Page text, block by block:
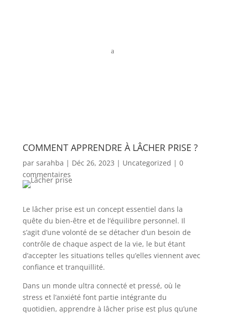
a
COMMENT APPRENDRE À LÂCHER PRISE ?
par sarahba | Déc 26, 2023 | Uncategorized | 0
commentaires
Le lâcher prise est un concept essentiel dans la
quête du bien-être et de l’équilibre personnel. Il
s’agit d’une volonté de se détacher d’un besoin de
contrôle de chaque aspect de la vie, le but étant
d’accepter les situations telles qu’elles viennent avec
confiance et tranquillité.
Dans un monde ultra connecté et pressé, où le
stress et l’anxiété font partie intégrante du
quotidien, apprendre à lâcher prise est plus qu’une